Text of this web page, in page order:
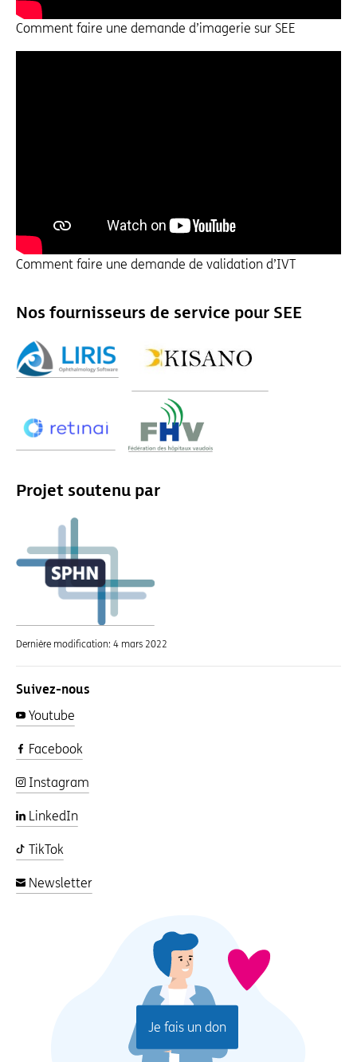
Comment faire une demande d’imagerie sur SEE
Comment faire une demande de validation d’IVT
Nos fournisseurs de service pour SEE
Projet soutenu par
Dernière modification: 4 mars 2022
Suivez-nous
Youtube
Facebook
Instagram
LinkedIn
TikTok
Newsletter
Je fais un don